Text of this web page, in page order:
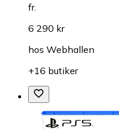
fr.
6 290 kr
hos Webhallen
+16 butiker